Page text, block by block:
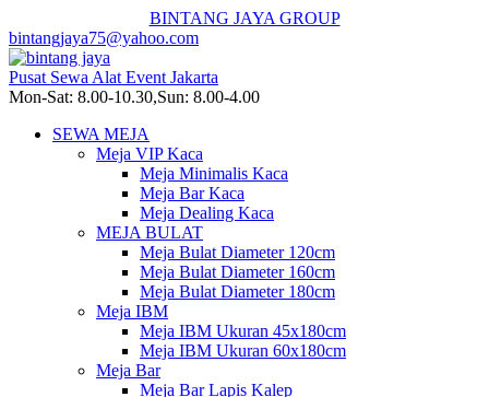
BINTANG JAYA GROUP
bintangjaya75@yahoo.com
Pusat Sewa Alat Event Jakarta
Mon-Sat: 8.00-10.30,Sun: 8.00-4.00
SEWA MEJA
Meja VIP Kaca
Meja Minimalis Kaca
Meja Bar Kaca
Meja Dealing Kaca
MEJA BULAT
Meja Bulat Diameter 120cm
Meja Bulat Diameter 160cm
Meja Bulat Diameter 180cm
Meja IBM
Meja IBM Ukuran 45x180cm
Meja IBM Ukuran 60x180cm
Meja Bar
Meja Bar Lapis Kalep